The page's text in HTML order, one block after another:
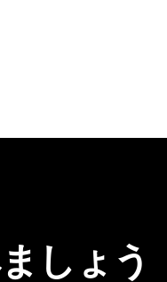
しょう